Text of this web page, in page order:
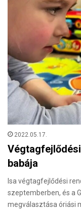
2022.05.17.
babája
Isa végtagfejlődési
szeptemberben, és a
megválasztása óriási